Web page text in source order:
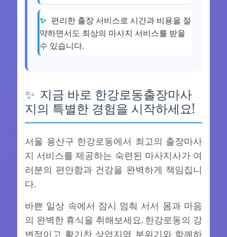
편리한 출장 서비스로 시간과 비용을 절
약하면서도 최상의 마사지 서비스를 받을
수 있습니다.
지금 바로 한강로동출장마사
지의 특별한 경험을 시작하세요!
서울 용산구 한강로동에서 최고의 출장마사
지 서비스를 제공하는 숙련된 마사지사가 여
러분의 편안함과 건강을 완벽하게 책임집니
다.
바쁜 일상 속에서 잠시 멈춰 서서 몸과 마음
의 완벽한 휴식을 취해보세요. 한강로동의 강
변적이고 활기찬 상업지역 분위기와 함께하